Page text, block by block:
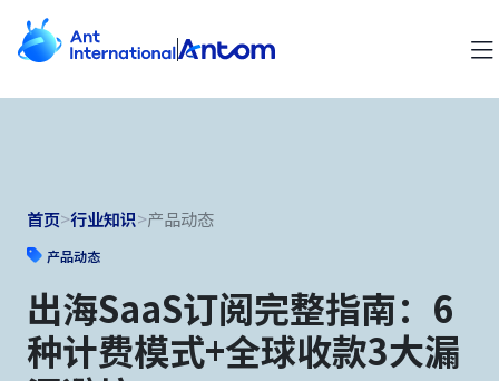
首页>行业知识>产品动态
产品动态
出海SaaS订阅完整指南：6
种计费模式+全球收款3大漏